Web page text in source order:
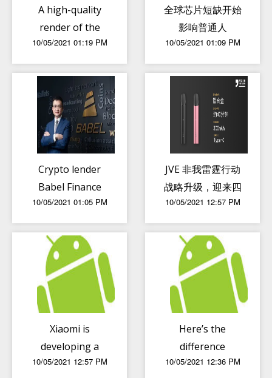
A high-quality
render of the
Honor 50 has
appeared
10/05/2021 01:19 PM
全球芯片短缺开始
影响普通人
10/05/2021 01:09 PM
Crypto lender
Babel Finance
secures $40
million Series A
10/05/2021 01:05 PM
JVE 非我雷霆行动
战略升级，迎来四
款新品
10/05/2021 12:57 PM
Xiaomi is
developing a
smartphone
10/05/2021 12:57 PM
Here’s the
difference
between POCO
10/05/2021 12:36 PM